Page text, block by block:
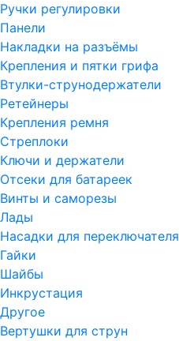
Ручки регулировки
Панели
Накладки на разъёмы
Крепления и пятки грифа
Втулки-струнодержатели
Ретейнеры
Крепления ремня
Стреплоки
Ключи и держатели
Отсеки для батареек
Винты и саморезы
Лады
Насадки для переключателя
Гайки
Шайбы
Инкрустация
Другое
Вертушки для струн